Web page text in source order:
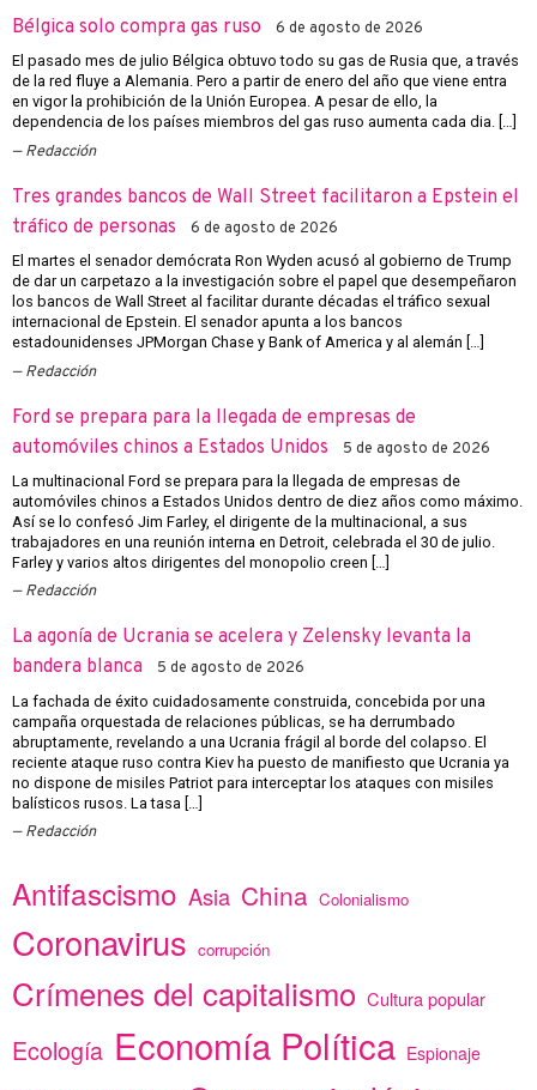
Bélgica solo compra gas ruso 6 de agosto de 2026
El pasado mes de julio Bélgica obtuvo todo su gas de Rusia que, a través
de la red fluye a Alemania. Pero a partir de enero del año que viene entra
en vigor la prohibición de la Unión Europea. A pesar de ello, la
dependencia de los países miembros del gas ruso aumenta cada dia. […]
Redacción
Tres grandes bancos de Wall Street facilitaron a Epstein el
tráfico de personas
6 de agosto de 2026
El martes el senador demócrata Ron Wyden acusó al gobierno de Trump
de dar un carpetazo a la investigación sobre el papel que desempeñaron
los bancos de Wall Street al facilitar durante décadas el tráfico sexual
internacional de Epstein. El senador apunta a los bancos
estadounidenses JPMorgan Chase y Bank of America y al alemán […]
Redacción
Ford se prepara para la llegada de empresas de
automóviles chinos a Estados Unidos
5 de agosto de 2026
La multinacional Ford se prepara para la llegada de empresas de
automóviles chinos a Estados Unidos dentro de diez años como máximo.
Así se lo confesó Jim Farley, el dirigente de la multinacional, a sus
trabajadores en una reunión interna en Detroit, celebrada el 30 de julio.
Farley y varios altos dirigentes del monopolio creen […]
Redacción
La agonía de Ucrania se acelera y Zelensky levanta la
bandera blanca
5 de agosto de 2026
La fachada de éxito cuidadosamente construida, concebida por una
campaña orquestada de relaciones públicas, se ha derrumbado
abruptamente, revelando a una Ucrania frágil al borde del colapso. El
reciente ataque ruso contra Kiev ha puesto de manifiesto que Ucrania ya
no dispone de misiles Patriot para interceptar los ataques con misiles
balísticos rusos. La tasa […]
Redacción
Antifascismo Asia China Colonialismo
Coronavirus corrupción
Crímenes del capitalismo Cultura popular
Ecología Economía Política Espionaje